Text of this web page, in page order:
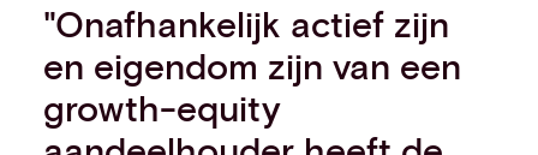
"Onafhankelijk actief zijn
en eigendom zijn van een
growth-equity